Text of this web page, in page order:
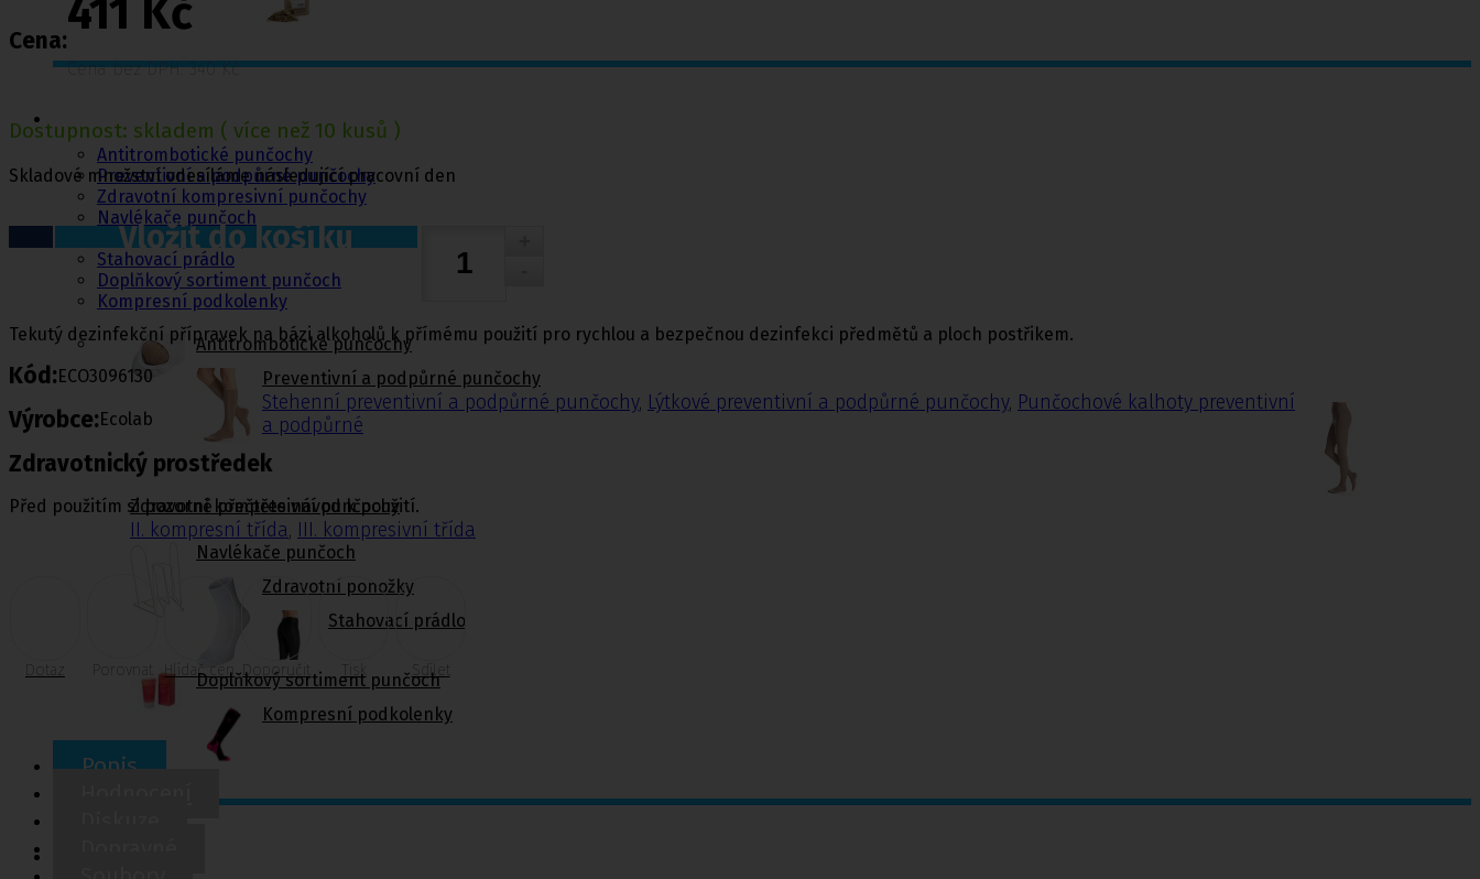
Antitrombotické punčochy
Preventivní a podpůrné punčochy
Zdravotní kompresivní punčochy
Navlékače punčoch
Zdravotní ponožky
Stahovací prádlo
Doplňkový sortiment punčoch
Kompresní podkolenky
Antitrombotické punčochy
Preventivní a podpůrné punčochy
Stehenní preventivní a podpůrné punčochy, Lýtkové preventivní a podpůrné punčochy, Punčochové kalhoty preventivní
a podpůrné
Zdravotní kompresivní punčochy
II. kompresní třída, III. kompresivní třída
Navlékače punčoch
Zdravotní ponožky
Stahovací prádlo
Doplňkový sortiment punčoch
Kompresní podkolenky
Cena:
411 Kč
Cena bez DPH: 340 Kč
Dostupnost: skladem ( více než 10 kusů )
Skladové množství odesíláme následující pracovní den
Vložit do košíku
Tekutý dezinfekční přípravek na bázi alkoholů k přímému použití pro rychlou a bezpečnou dezinfekci předmětů a ploch postřikem.
Kód:ECO3096130
Výrobce:Ecolab
Zdravotnický prostředek
Před použitím si pozorně přečtěte návod k použití.
Dotaz Porovnat Hlídač cen Doporučit Tisk Sdílet
Popis